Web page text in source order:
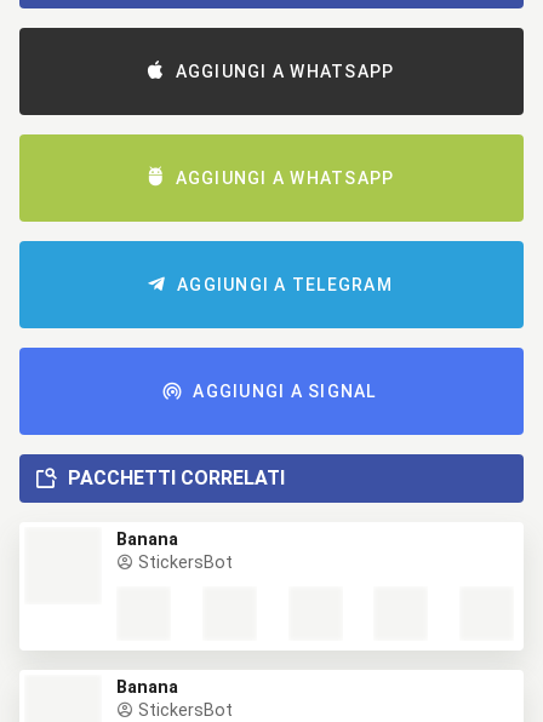
AGGIUNGI A WHATSAPP
AGGIUNGI A WHATSAPP
AGGIUNGI A TELEGRAM
AGGIUNGI A SIGNAL
PACCHETTI CORRELATI
Banana
StickersBot
Banana
StickersBot